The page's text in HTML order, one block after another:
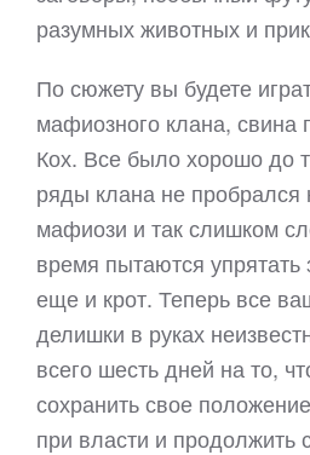
разумных животных и
По сюжету вы будете
мафиозного клана,
Кох. Все было хорошо до
ряды клана не пробрался
мафиози и так слишком
время пытаются упрятать
еще и крот. Теперь все
делишки в руках
всего шесть дней на то,
сохранить свое
при власти и продолжить